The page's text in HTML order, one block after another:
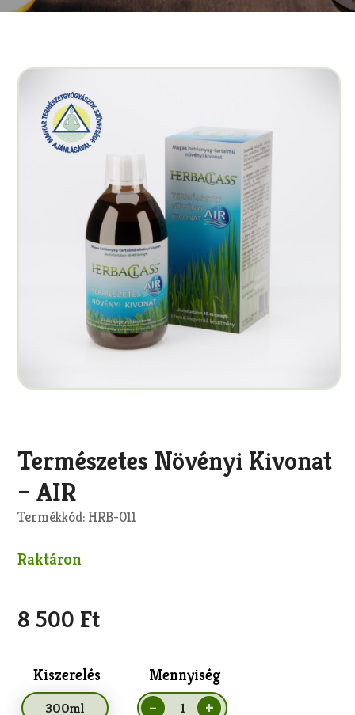
Természetes Növényi Kivonat
– AIR
Termékkód: HRB-011
Raktáron
8 500 Ft
Kiszerelés Mennyiség